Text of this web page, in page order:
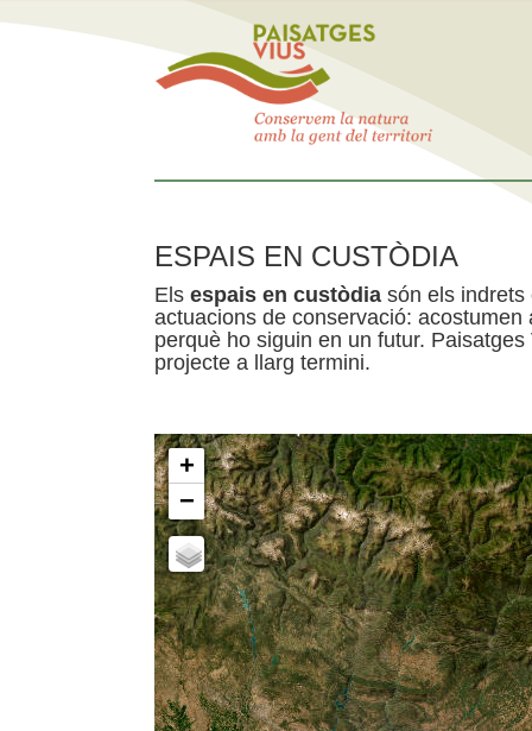
ESPAIS EN CUSTÒDIA
Els espais en custòdia són els indrets
actuacions de conservació:
perquè ho siguin en un futur.
projecte a llarg termini.
+
−